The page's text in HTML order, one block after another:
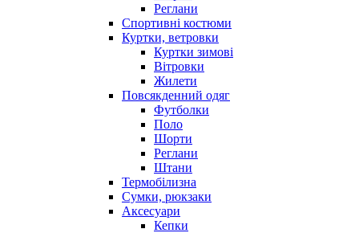
Реглани
Спортивні костюми
Куртки, ветровки
Куртки зимові
Вітровки
Жилети
Повсякденний одяг
Футболки
Поло
Шорти
Реглани
Штани
Термобілизна
Сумки, рюкзаки
Аксесуари
Кепки